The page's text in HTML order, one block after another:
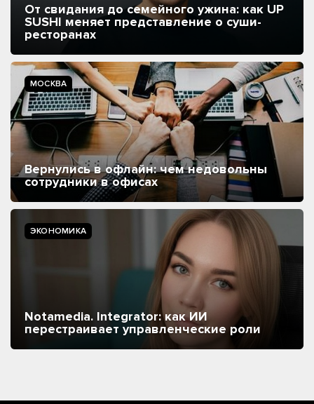
От свидания до семейного ужина: как UP
SUSHI меняет представление о суши-
ресторанах
МОСКВА
Вернулись в офлайн: чем недовольны
сотрудники в офисах
ЭКОНОМИКА
Notamedia. Integrator: как ИИ
перестраивает управленческие роли